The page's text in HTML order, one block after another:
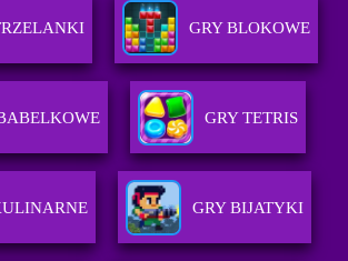
GRY BLOKOWE
GRY TETRIS
GRY BIJATYKI